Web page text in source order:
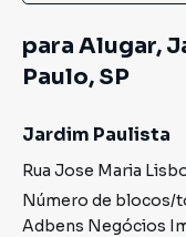
para Alugar,
Paulo, SP
Jardim Paulista
Rua Jose Maria
Número de blocos/
Adbens Negócios